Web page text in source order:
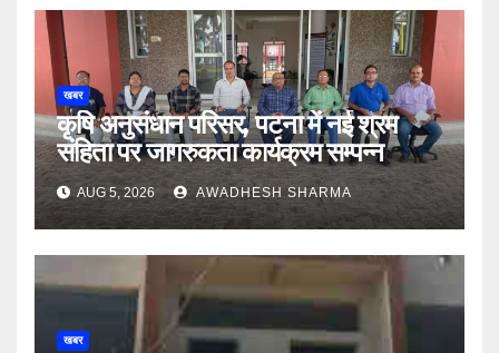
खबर
कृषि अनुसंधान परिसर, पटना में नई श्रम
संहिता पर जागरुकता कार्यक्रम सम्पन्न
AUG 5, 2026 AWADHESH SHARMA
खबर